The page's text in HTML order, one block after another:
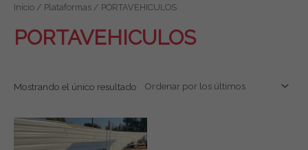
Inicio / Plataformas / PORTAVEHICULOS
PORTAVEHICULOS
Mostrando el único resultado